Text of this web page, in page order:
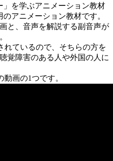
」を学ぶアニメーション教材
アニメーション教材です。
と、音声を解説する副音声が
れているので、そちらの方を
覚障害のある人や外国の人に
動画の1つです。